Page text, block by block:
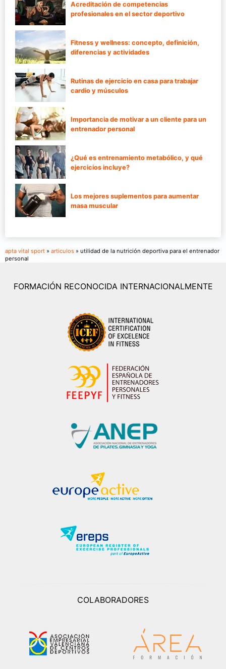
Acreditación de competencias
profesionales en el sector deportivo
Fitness y wellness: concepto, definición,
diferencias y actividades
Rutinas de ejercicio en casa para trabajar
cardio y músculos
Importancia de motivar a un cliente para un
entrenador personal
¿Qué es entrenamiento metabólico, y qué
ejercicios incluye?
Los mejores suplementos para aumentar
masa muscular
apta vital sport » articulos » utilidad de la nutrición deportiva para el entrenador
personal
FORMACIÓN RECONOCIDA INTERNACIONALMENTE
COLABORADORES